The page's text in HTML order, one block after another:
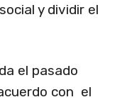
y dividir el
el pasado
con el